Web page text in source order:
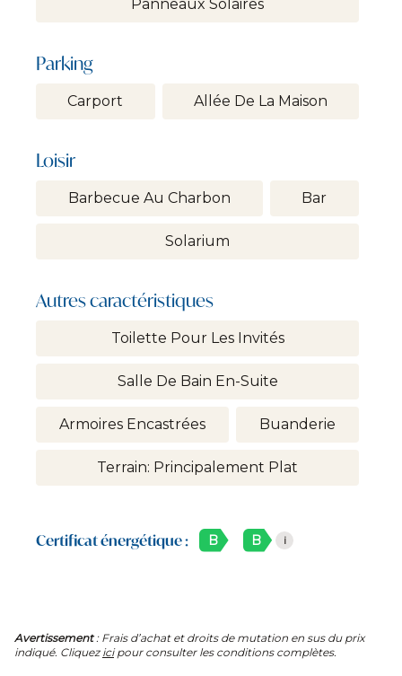
Panneaux Solaires
Parking
Carport Allée De La Maison
Loisir
Barbecue Au Charbon Bar
Solarium
Autres caractéristiques
Toilette Pour Les Invités
Salle De Bain En-Suite
Armoires Encastrées Buanderie
Terrain: Principalement Plat
Certificat énergétique : B B i
Avertissement: Frais d’achat et droits de mutation en sus du prix
indiqué. Cliquez icipour consulter les conditions complètes.